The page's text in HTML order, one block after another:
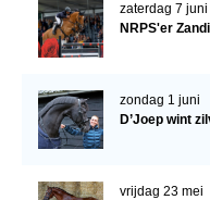
zaterdag 7 juni
NRPS'er
zondag 1 juni
D’Joep wint
vrijdag 23 mei